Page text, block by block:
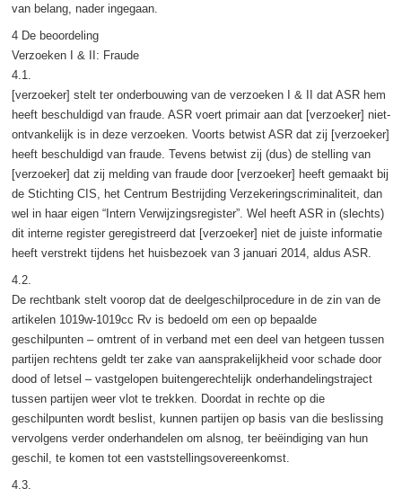
van belang, nader ingegaan.
4 De beoordeling
Verzoeken I & II: Fraude
4.1.
[verzoeker] stelt ter onderbouwing van de verzoeken I & II dat ASR hem
heeft beschuldigd van fraude. ASR voert primair aan dat [verzoeker] niet-
ontvankelijk is in deze verzoeken. Voorts betwist ASR dat zij [verzoeker]
heeft beschuldigd van fraude. Tevens betwist zij (dus) de stelling van
[verzoeker] dat zij melding van fraude door [verzoeker] heeft gemaakt bij
de Stichting CIS, het Centrum Bestrijding Verzekeringscriminaliteit, dan
wel in haar eigen “Intern Verwijzingsregister”. Wel heeft ASR in (slechts)
dit interne register geregistreerd dat [verzoeker] niet de juiste informatie
heeft verstrekt tijdens het huisbezoek van 3 januari 2014, aldus ASR.
4.2.
De rechtbank stelt voorop dat de deelgeschilprocedure in de zin van de
artikelen 1019w-1019cc Rv is bedoeld om een op bepaalde
geschilpunten – omtrent of in verband met een deel van hetgeen tussen
partijen rechtens geldt ter zake van aansprakelijkheid voor schade door
dood of letsel – vastgelopen buitengerechtelijk onderhandelingstraject
tussen partijen weer vlot te trekken. Doordat in rechte op die
geschilpunten wordt beslist, kunnen partijen op basis van die beslissing
vervolgens verder onderhandelen om alsnog, ter beëindiging van hun
geschil, te komen tot een vaststellingsovereenkomst.
4.3.